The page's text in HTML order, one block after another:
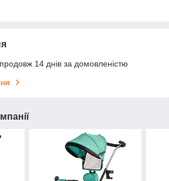
14 днів за домовленістю